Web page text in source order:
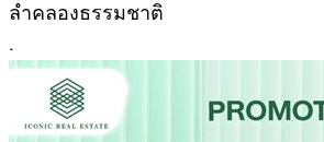
ลำคลองธรรมชาติ
.